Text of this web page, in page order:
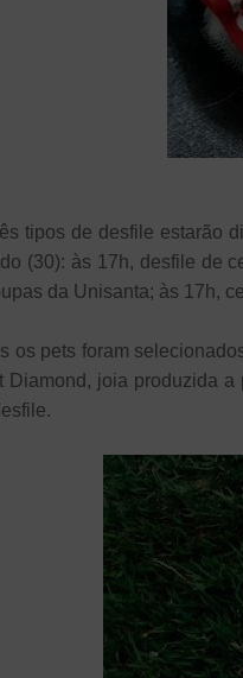
tipos de desfile estarão
(30): às 17h, desfile de
da Unisanta; às 17h,
os pets foram
Diamond, joia produzida